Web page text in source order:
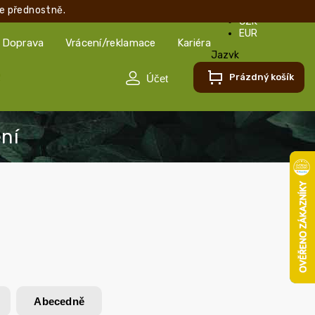
přednostně.
Doprava Vrácení/reklamace Kariéra
CZK
EUR
Jazyk
Čeština
Prázdný košík
Abecedně